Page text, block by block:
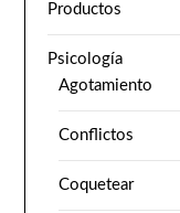
Productos
Psicología
Agotamiento
Conflictos
Coquetear